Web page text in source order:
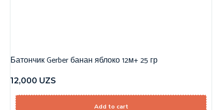
Батончик Gerber банан яблоко 12м+ 25 гр
12,000 UZS
Add to cart